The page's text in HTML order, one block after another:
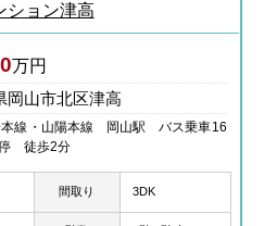
ション津高
万円
岡山市北区津高
本線・山陽本線 岡山駅 バス乗車16
徒歩2分
間取り 3DK